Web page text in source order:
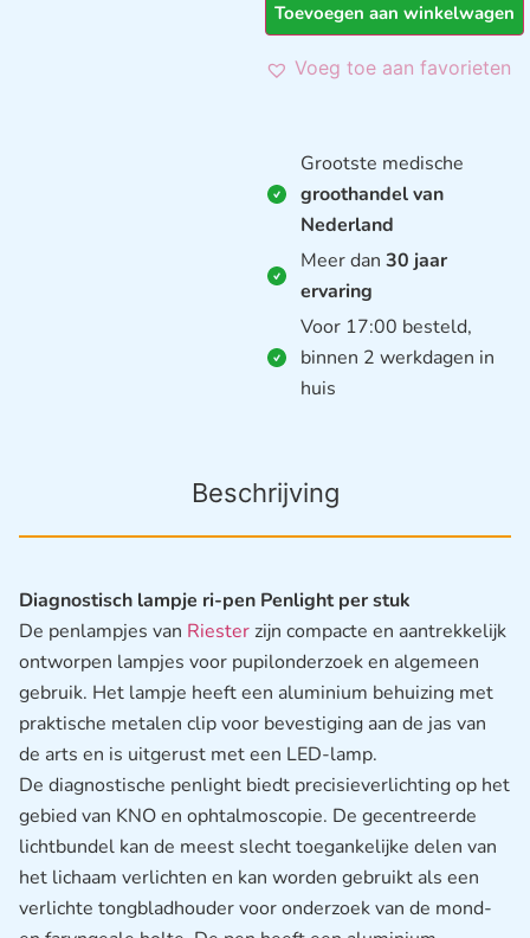
Toevoegen aan winkelwagen
Voeg toe aan favorieten
Grootste medische
groothandel van
Nederland
Meer dan 30 jaar
ervaring
Voor 17:00 besteld,
binnen 2 werkdagen in
huis
Beschrijving
Diagnostisch lampje ri-pen Penlight per stuk
De penlampjes van Riester zijn compacte en aantrekkelijk
ontworpen lampjes voor pupilonderzoek en algemeen
gebruik. Het lampje heeft een aluminium behuizing met
praktische metalen clip voor bevestiging aan de jas van
de arts en is uitgerust met een LED-lamp.
De diagnostische penlight biedt precisieverlichting op het
gebied van KNO en ophtalmoscopie. De gecentreerde
lichtbundel kan de meest slecht toegankelijke delen van
het lichaam verlichten en kan worden gebruikt als een
verlichte tongbladhouder voor onderzoek van de mond-